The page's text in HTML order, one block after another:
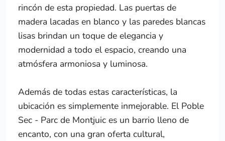
rincón de esta propiedad. Las puertas de
madera lacadas en blanco y las paredes blancas
lisas brindan un toque de elegancia y
modernidad a todo el espacio, creando una
atmósfera armoniosa y luminosa.
Además de todas estas características, la
ubicación es simplemente inmejorable. El Poble
Sec - Parc de Montjuic es un barrio lleno de
encanto, con una gran oferta cultural,